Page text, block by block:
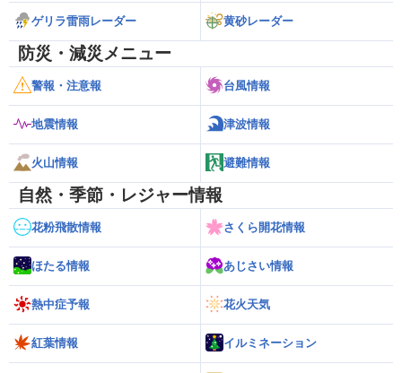
ゲリラ雷雨レーダー 黄砂レーダー
防災・減災メニュー
警報・注意報 台風情報
地震情報 津波情報
火山情報 避難情報
自然・季節・レジャー情報
花粉飛散情報 さくら開花情報
ほたる情報 あじさい情報
熱中症予報 花火天気
紅葉情報 イルミネーション